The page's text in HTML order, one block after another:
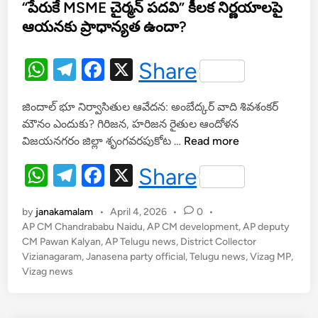
హిం
చి
ఫు
డ్
మి
టీ
స
డు
e
d
n
“పేరుకే MSME చైర్మన్ పదవి” కీలక నిర్ణయాలపై
ఆయనకు ప్రాధాన్యత ఉందా?
W
at
s
A
p
p
T
e
gr
a
m
F
c
e
b
o
o
k
X
Share
జిందాల్ భూ నిర్వాసితుల ఆవేదన: అంబేద్కర్ వాది శివశంకర్
మౌనం ఎందుకు? గిరిజన, హరిజన రైతుల ఆందోళన
విజయనగరం జిల్లా శృంగవరపుకోట … “
రు
కే
M
S
M
E
Read more
W
at
s
A
T
e
gr
a
F
c
e
b
X
Share
by janakamalam • April 4, 2026 • 0 •
AP CM Chandrababu Naidu,AP CM development,AP deputy
CM Pawan Kalyan,AP Telugu news, District Collector
Vizianagaram,Janasena party official,Telugu news,Vizag MP,
Vizag news